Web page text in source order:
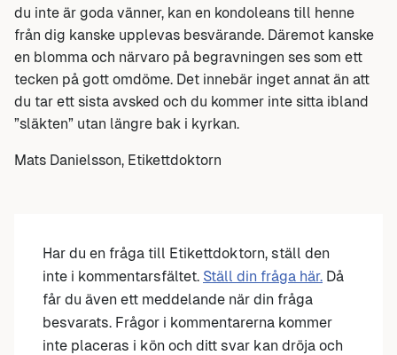
du inte är goda vänner, kan en kondoleans till henne
från dig kanske upplevas besvärande. Däremot kanske
en blomma och närvaro på begravningen ses som ett
tecken på gott omdöme. Det innebär inget annat än att
du tar ett sista avsked och du kommer inte sitta ibland
”släkten” utan längre bak i kyrkan.
Mats Danielsson, Etikettdoktorn
Har du en fråga till Etikettdoktorn, ställ den
inte i kommentarsfältet. Ställ din fråga här. Då
får du även ett meddelande när din fråga
besvarats. Frågor i kommentarerna kommer
inte placeras i kön och ditt svar kan dröja och